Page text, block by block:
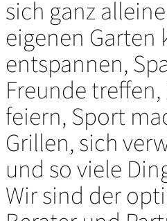
sich ganz
eigenen Garten
entspannen,
Freunde treffen,
feiern, Sport
Grillen, sich
und so viele
Wir sind der